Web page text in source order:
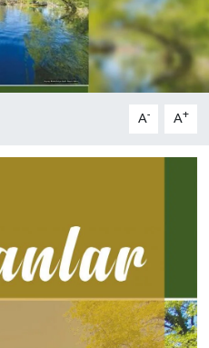
A- A+